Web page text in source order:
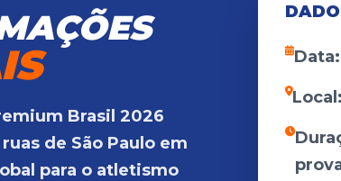
Brasil 2026
de São Paulo em
para o atletismo